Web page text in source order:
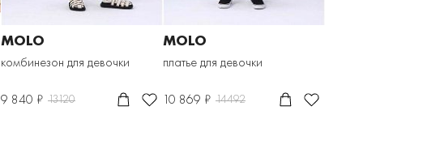
MOLO
комбинезон для девочки
9 840 ₽ 13120
MOLO
платье для девочки
10 869 ₽ 14492